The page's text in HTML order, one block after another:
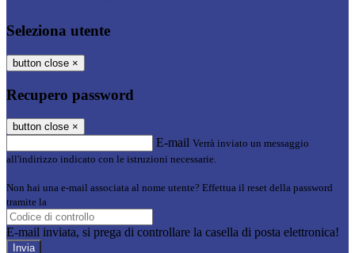
Seleziona utente
button close ×
Recupero password
button close ×
E-mail Verrà inviato un messaggio
all'indirizzo indicato con le istruzioni necessarie.
Non hai una e-mail associata al nome utente? Effettua il reset della password
tramite la
E-mail inviata, si prega di controllare la casella di posta elettronica!